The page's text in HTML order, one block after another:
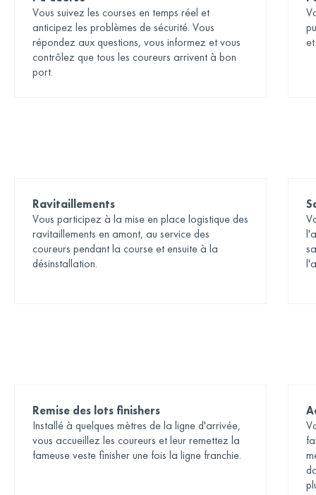
Vous suivez les courses en temps réel et
anticipez les problèmes de sécurité. Vous
répondez aux questions, vous informez et vous
contrôlez que tous les coureurs arrivent à bon
port.
Ravitaillements
Vous participez à la mise en place logistique des
ravitaillements en amont, au service des
coureurs pendant la course et ensuite à la
désinstallation.
Remise des lots finishers
Installé à quelques mètres de la ligne d'arrivée,
vous accueillez les coureurs et leur remettez la
fameuse veste finisher une fois la ligne franchie.